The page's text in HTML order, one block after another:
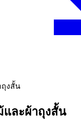
ถุงสั้น
และผ้าถุงสั้น